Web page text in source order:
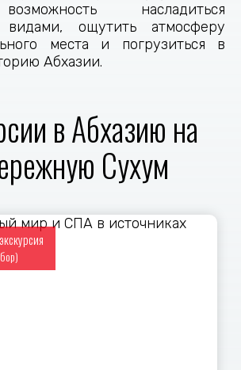
насладиться
видами, ощутить атмосферу
места и погрузиться в
Абхазии.
в Абхазию на
Сухум